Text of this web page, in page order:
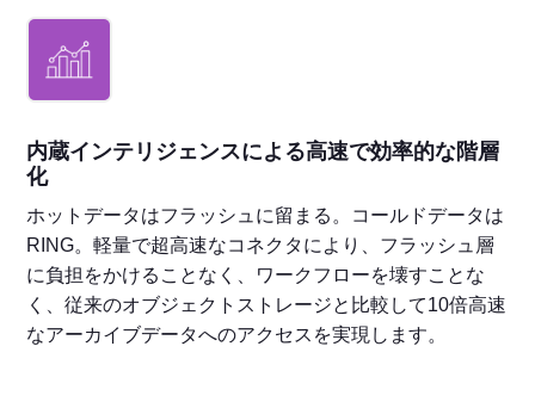
内蔵インテリジェンスによる高速で効率的な階層
化
ホットデータはフラッシュに留まる。コールドデータは
RING。軽量で超高速なコネクタにより、フラッシュ層
に負担をかけることなく、ワークフローを壊すことな
く、従来のオブジェクトストレージと比較して10倍高速
なアーカイブデータへのアクセスを実現します。